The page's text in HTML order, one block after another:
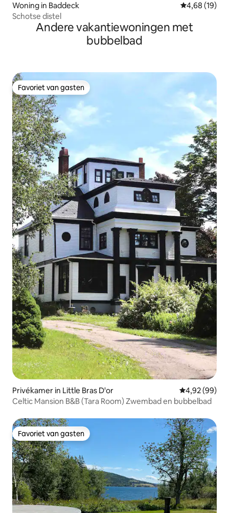
Woning in Baddeck Gemiddelde
4,68 (19)
Schotse distel
Andere vakantiewoningen met
bubbelbad
Favoriet van gasten
Favoriet van gasten
Privékamer in Little Bras D'or Gemiddelde
4,92 (99)
Celtic Mansion B&B (Tara Room) Zwembad en bubbelbad
Favoriet van gasten
Favoriet van gasten